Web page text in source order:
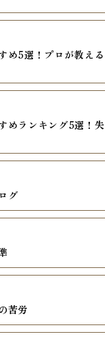
め5選！プロが教える
めランキング5選！失
グ
苦労